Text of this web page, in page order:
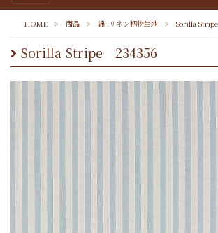
HOME > 商品 > 綿 .リネン柄物生地 > Sorilla
Sorilla Stripe 234356